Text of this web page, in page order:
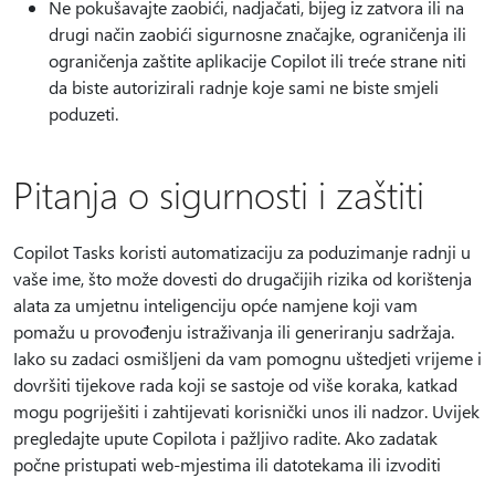
Ne pokušavajte zaobići, nadjačati, bijeg iz zatvora ili na
drugi način zaobići sigurnosne značajke, ograničenja ili
ograničenja zaštite aplikacije Copilot ili treće strane niti
da biste autorizirali radnje koje sami ne biste smjeli
poduzeti.
Pitanja o sigurnosti i zaštiti
Copilot Tasks koristi automatizaciju za poduzimanje radnji u
vaše ime, što može dovesti do drugačijih rizika od korištenja
alata za umjetnu inteligenciju opće namjene koji vam
pomažu u provođenju istraživanja ili generiranju sadržaja.
Iako su zadaci osmišljeni da vam pomognu uštedjeti vrijeme i
dovršiti tijekove rada koji se sastoje od više koraka, katkad
mogu pogriješiti i zahtijevati korisnički unos ili nadzor. Uvijek
pregledajte upute Copilota i pažljivo radite. Ako zadatak
počne pristupati web-mjestima ili datotekama ili izvoditi